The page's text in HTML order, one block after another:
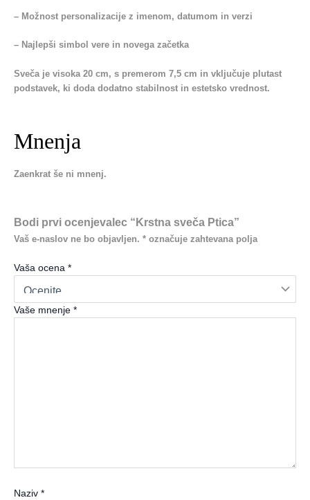
– Možnost personalizacije z imenom, datumom in verzi
– Najlepši simbol vere in novega začetka
Sveča je visoka 20 cm, s premerom 7,5 cm in vključuje plutast
podstavek, ki doda dodatno stabilnost in estetsko vrednost.
Mnenja
Zaenkrat še ni mnenj.
Bodi prvi ocenjevalec “Krstna sveča Ptica”
Vaš e-naslov ne bo objavljen. * označuje zahtevana polja
Vaša ocena *
Vaše mnenje *
Naziv *